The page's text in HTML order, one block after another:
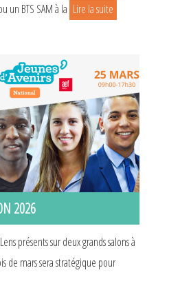
un BTS SAM à la Lire la suite
2026
présents sur deux grands salons à
de mars sera stratégique pour